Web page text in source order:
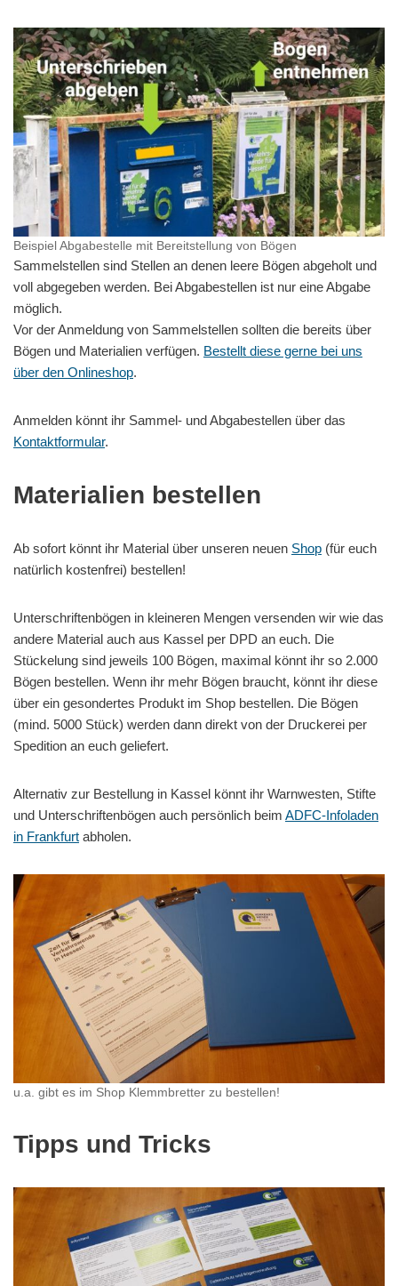
Beispiel Abgabestelle mit Bereitstellung von Bögen
Sammelstellen sind Stellen an denen leere Bögen abgeholt und
voll abgegeben werden. Bei Abgabestellen ist nur eine Abgabe
möglich.
Vor der Anmeldung von Sammelstellen sollten die bereits über
Bögen und Materialien verfügen. Bestellt diese gerne bei uns
über den Onlineshop.
Anmelden könnt ihr Sammel- und Abgabestellen über das
Kontaktformular.
Materialien bestellen
Ab sofort könnt ihr Material über unseren neuen Shop (für euch
natürlich kostenfrei) bestellen!
Unterschriftenbögen in kleineren Mengen versenden wir wie das
andere Material auch aus Kassel per DPD an euch. Die
Stückelung sind jeweils 100 Bögen, maximal könnt ihr so 2.000
Bögen bestellen. Wenn ihr mehr Bögen braucht, könnt ihr diese
über ein gesondertes Produkt im Shop bestellen. Die Bögen
(mind. 5000 Stück) werden dann direkt von der Druckerei per
Spedition an euch geliefert.
Alternativ zur Bestellung in Kassel könnt ihr Warnwesten, Stifte
und Unterschriftenbögen auch persönlich beim ADFC-Infoladen
in Frankfurt abholen.
u.a. gibt es im Shop Klemmbretter zu bestellen!
Tipps und Tricks